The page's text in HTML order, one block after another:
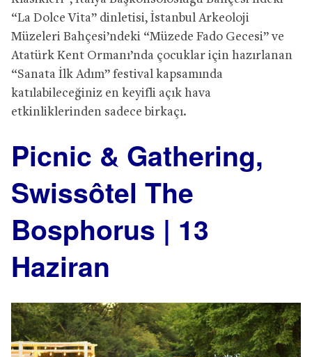
“La Dolce Vita” dinletisi, İstanbul Arkeoloji
Müzeleri Bahçesi’ndeki “Müzede Fado Gecesi” ve
Atatürk Kent Ormanı’nda çocuklar için hazırlanan
“Sanata İlk Adım” festival kapsamında
katılabileceğiniz en keyifli açık hava
etkinliklerinden sadece birkaçı.
Picnic & Gathering,
Swissôtel The
Bosphorus | 13
Haziran